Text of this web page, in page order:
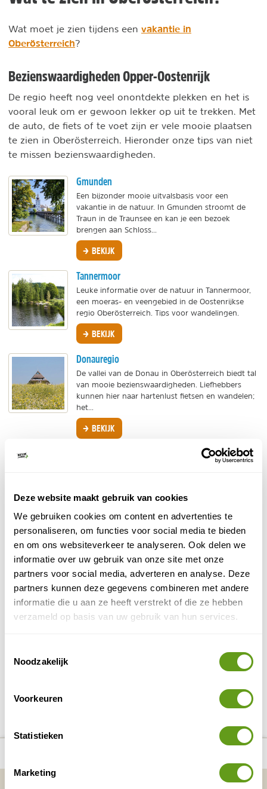
Deze website maakt gebruik van cookies
We gebruiken cookies om content en advertenties te
personaliseren, om functies voor social media te bieden
en om ons websiteverkeer te analyseren. Ook delen we
informatie over uw gebruik van onze site met onze
partners voor social media, adverteren en analyse. Deze
partners kunnen deze gegevens combineren met andere
informatie die u aan ze heeft verstrekt of die ze hebben
verzameld op basis van uw gebruik van hun services.
Noodzakelijk
Voorkeuren
Statistieken
Marketing
Wat moet je zien tijdens een vakantie in
Oberösterreich?
Bezienswaardigheden Opper-Oostenrijk
De regio heeft nog veel onontdekte plekken en het is
vooral leuk om er gewoon lekker op uit te trekken. Met
de auto, de fiets of te voet zijn er vele mooie plaatsen
te zien in Oberösterreich. Hieronder onze tips van niet
te missen bezienswaardigheden.
Gmunden
Een bijzonder mooie uitvalsbasis voor een
vakantie in de natuur. In Gmunden stroomt de
Traun in de Traunsee en kan je een bezoek
brengen aan Schloss...
BEKIJK
Tannermoor
Leuke informatie over de natuur in Tannermoor,
een moeras- en veengebied in de Oostenrijkse
regio Oberösterreich. Tips voor wandelingen.
BEKIJK
Donauregio
De vallei van de Donau in Oberösterreich biedt tal
van mooie bezienswaardigheden. Liefhebbers
kunnen hier naar hartenlust fietsen en wandelen;
het...
BEKIJK
Wat te doen in Opper-Oostenrijk?
Ontdek de Donau-fietsroute van Passau naar
Wenen of maak kennis met een van de vele
andere fietsroutes die te bereiken zijn vanaf de
rivier. Een...
BEKIJK
Wandelen in Oostenrijk
Wie houdt van bloeiende alpenweiden,
en kraakheldere bergmeertjes met salamanders
Deel deze pagina! DELEN VIA DE MAILDELEN OP PINTEREST
DELEN OP